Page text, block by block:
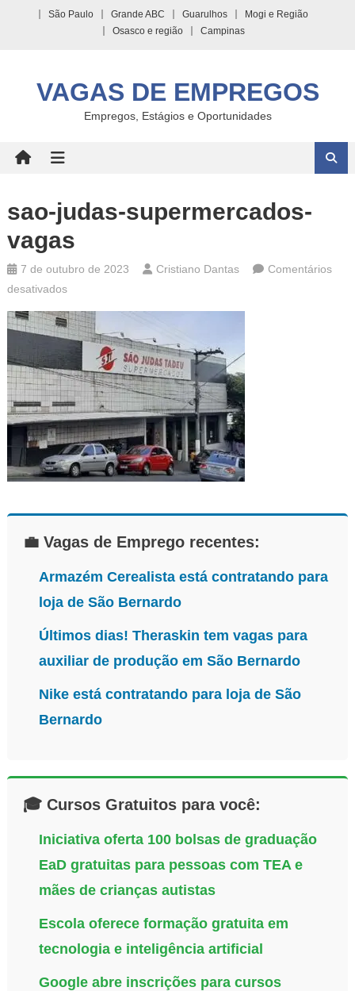
São Paulo Grande ABC Guarulhos
Mogi e Região
Osasco e região
Campinas
VAGAS DE EMPREGOS
Empregos, Estágios e Oportunidades
sao-judas-supermercados-
vagas
7 de outubro de 2023 Cristiano Dantas
Comentários
desativadosem
judas-
supermercados-
vagas
💼 Vagas de Emprego recentes:
Armazém Cerealista está contratando para
loja de São Bernardo
Últimos dias! Theraskin tem vagas para
auxiliar de produção em São Bernardo
Nike está contratando para loja de São
Bernardo
🎓 Cursos Gratuitos para você:
Iniciativa oferta 100 bolsas de graduação
EaD gratuitas para pessoas com TEA e
mães de crianças autistas
Escola oferece formação gratuita em
tecnologia e inteligência artificial
Google abre inscrições para cursos